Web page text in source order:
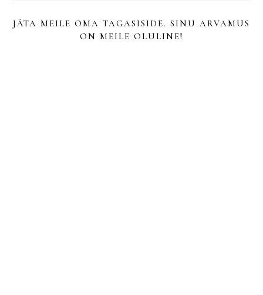
JÄTA MEILE OMA TAGASISIDE. SINU ARVAMUS
ON MEILE OLULINE!